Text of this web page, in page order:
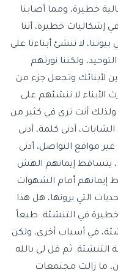
خطيرة، ومما أصابنا
إشكاليات خطيرة، أننا
لا ننشئ أبناءنا على
ولكننا نورثهم
لأبنائك وتجعل جزء من
الأبناء لا ننشئهم على
ولذلك أنت ترى في كثير من
أدنى كلمة، أدنى
مواقع التواصل، أدنى
يتساقط إيمانهم الهش
إيمانهم أمام الشهوات
التي يرونها، هل هذا
خطيرة في التنشئة. طبعاً
في أسباب أخرى، ولكن
التنشئة. ثم قل لي بالله
ما زالت مجتمعات